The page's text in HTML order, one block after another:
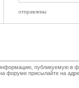
отправлены
публикуемую
форуме присылайте на